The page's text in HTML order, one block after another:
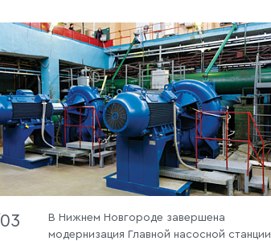
В Нижнем Новгороде завершена
модернизация Главной насосной станции